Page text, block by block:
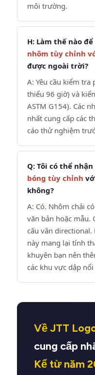
môi trường.
H: Làm thế nào
nhôm tùy chỉnh
được ngoài trời?
A: Yêu cầu kiểm tra
thiểu 96 giờ) và
ASTM G154). Các
nhất cung cấp các
cáo thử nghiệm
Q: Tôi có thể nhận
bóng tùy chỉnh
không?
A: Có. Nhôm chải
văn bản hoặc mẫu.
cấu vân
này mang lại tính
khuyên bạn nên
các khu vực dập
Về JTT
cung cấp
Kể từ năm